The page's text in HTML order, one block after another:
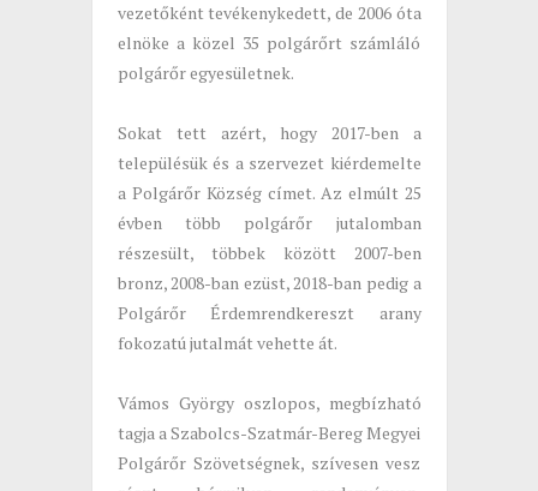
vezetőként tevékenykedett, de 2006 óta
elnöke a közel 35 polgárőrt számláló
polgárőr egyesületnek.
Sokat tett azért, hogy 2017-ben a
településük és a szervezet kiérdemelte
a Polgárőr Község címet. Az elmúlt 25
évben több polgárőr jutalomban
részesült, többek között 2007-ben
bronz, 2008-ban ezüst, 2018-ban pedig a
Polgárőr Érdemrendkereszt arany
fokozatú jutalmát vehette át.
Vámos György oszlopos, megbízható
tagja a Szabolcs-Szatmár-Bereg Megyei
Polgárőr Szövetségnek, szívesen vesz